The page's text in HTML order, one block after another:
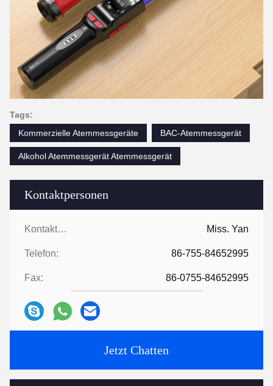
Kontaktpersonen
Kontaktpersonen: Miss. Yan
Telefon: 86-755-84652995
Fax: 86-0755-84652995
Jetzt Chatten
Tags:
Kommerzielle Atemmessgeräte
BAC-Atemmessgerät
Alkohol Atemmessgerät Atemmessgerät